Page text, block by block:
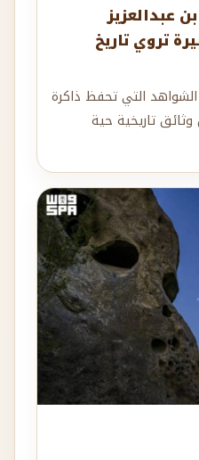
عبدالعزيز
تروي تاريخ
الشواهد التي تحفظ ذاكرة
وثائق تاريخية حية